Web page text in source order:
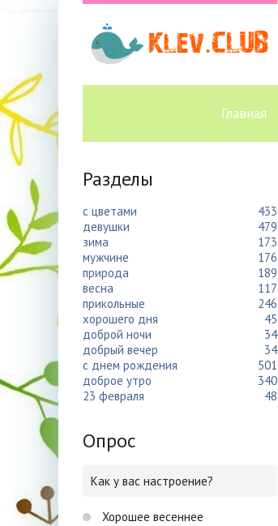
Главная
Разделы
с цветами
433
девушки
479
зима
173
мужчине
176
природа
189
весна
117
прикольные
246
хорошего дня
45
доброй ночи
34
добрый вечер
34
с днем рождения
501
доброе утро
340
23 февраля
48
Опрос
Как у вас настроение?
Хорошее весеннее